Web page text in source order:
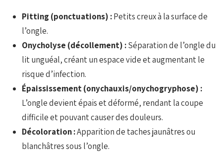
Pitting (ponctuations) :Petits creux à la surface de
l’ongle.
Onycholyse (décollement) :Séparation de l’ongle du
lit unguéal, créant un espace vide et augmentant le
risque d’infection.
Épaississement (onychauxis/onychogryphose) :
L’ongle devient épais et déformé, rendant la coupe
difficile et pouvant causer des douleurs.
Décoloration :Apparition de taches jaunâtres ou
blanchâtres sous l’ongle.